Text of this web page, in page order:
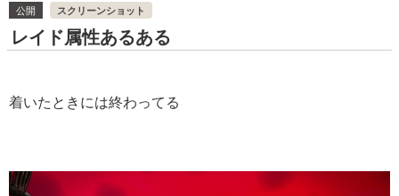
公開
スクリーンショット
レイド属性あるある
着いたときには終わってる